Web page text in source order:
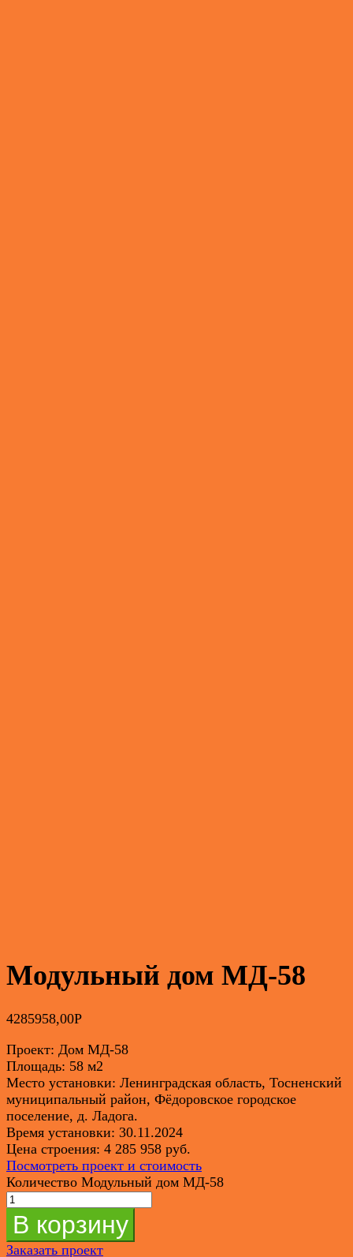
Модульный дом МД-58
4285958,00Р
Проект: Дом МД-58
Площадь: 58 м2
Место установки: Ленинградская область, Тосненский
муниципальный район, Фёдоровское городское
поселение, д. Ладога.
Время установки: 30.11.2024
Цена строения: 4 285 958 руб.
Посмотреть проект и стоимость
Количество Модульный дом МД-58
В корзину
Заказать проект